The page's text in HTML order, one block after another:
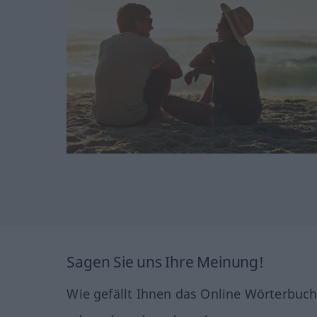
Sagen Sie uns Ihre Meinung!
Wie gefällt Ihnen das Online